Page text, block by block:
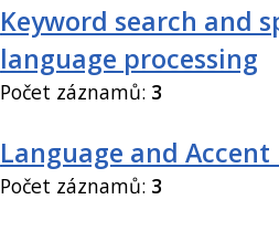
Keyword search and
language processing
Počet záznamů: 3
Language and
Počet záznamů: 3